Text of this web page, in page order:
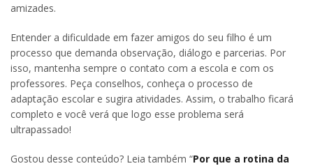
amizades.
Entender a dificuldade em fazer amigos do seu filho é um
processo que demanda observação, diálogo e parcerias. Por
isso, mantenha sempre o contato com a escola e com os
professores. Peça conselhos, conheça o processo de
adaptação escolar e sugira atividades. Assim, o trabalho ficará
completo e você verá que logo esse problema será
ultrapassado!
Gostou desse conteúdo? Leia também “Por que a rotina da